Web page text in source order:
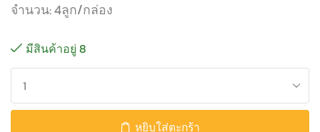
จำนวน: 4ลูก/กล่อง
มีสินค้าอยู่ 8
หยิบใส่ตะกร้า